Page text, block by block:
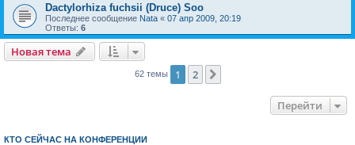
Dactylorhiza fuchsii (Druce) Soo
Последнее сообщение Nata « 07 апр 2009, 20:19
Ответы: 6
Новая тема
62 темы 1 2
Перейти
КТО СЕЙЧАС НА КОНФЕРЕНЦИИ